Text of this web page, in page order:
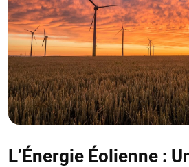
L’Énergie Éolienne :